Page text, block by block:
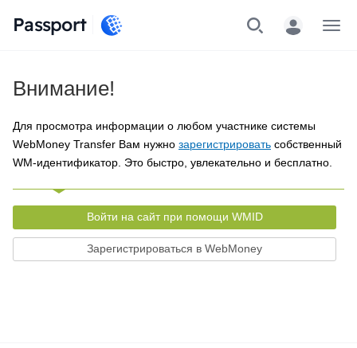
Passport
Внимание!
Для просмотра информации о любом участнике системы
WebMoney Transfer Вам нужно зарегистрировать собственный
WM-идентификатор. Это быстро, увлекательно и бесплатно.
Войти на сайт при помощи WMID
Зарегистрироваться в WebMoney